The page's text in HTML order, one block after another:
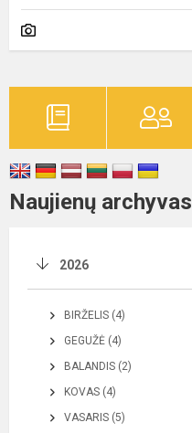
Naujienų archyvas
2026
BIRŽELIS (4)
GEGUŽĖ (4)
BALANDIS (2)
KOVAS (4)
VASARIS (5)